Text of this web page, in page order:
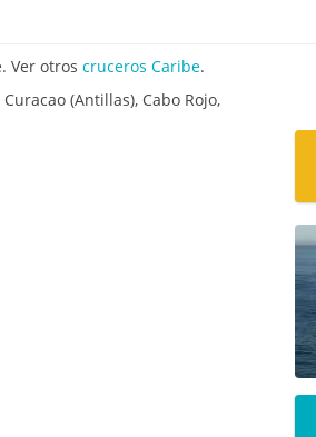
Ver otroscruceros Caribe.
(Antillas), Cabo Rojo,